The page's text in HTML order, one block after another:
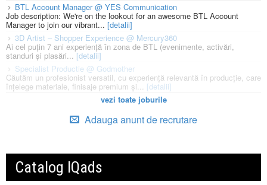
BTL Account Manager @ YES Communication
Job description: We're on the lookout for an awesome BTL Account
Manager to join our vibrant... [detalii]
3D Artist – Shopper Experience @ Mercury360
Ai cel puțin 7 ani experiență în zona de BTL (evenimente, activări,
standuri și plasări...[detalii]
Specialist Productie @ Godmother
Căutăm un profesionist versatil, cu experiență relevantă în producție, care
înțelege materiale, finisaje premium și... [detalii]
vezi toate joburile
Adauga anunt de recrutare
Catalog IQads